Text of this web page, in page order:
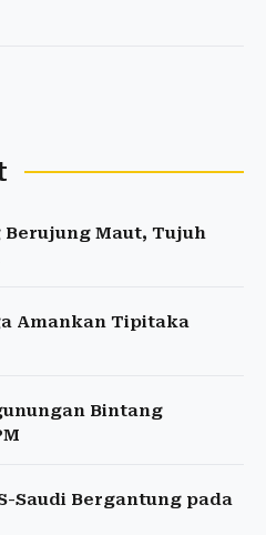
Maut, Tujuh
Amankan Tipitaka
Bintang
Saudi Bergantung pada